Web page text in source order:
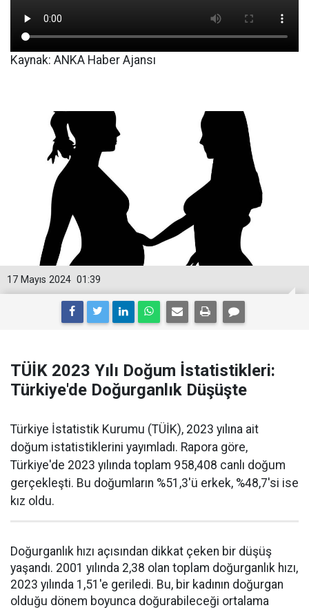
Kaynak: ANKA Haber Ajansı
01:39
17 Mayıs 2024
TÜİK 2023 Yılı Doğum İstatistikleri:
Türkiye'de Doğurganlık Düşüşte
Türkiye İstatistik Kurumu (TÜİK), 2023 yılına ait
doğum istatistiklerini yayımladı. Rapora göre,
Türkiye'de 2023 yılında toplam 958,408 canlı doğum
gerçekleşti. Bu doğumların %51,3'ü erkek, %48,7'si ise
kız oldu.
Doğurganlık hızı açısından dikkat çeken bir düşüş
yaşandı. 2001 yılında 2,38 olan toplam doğurganlık hızı,
2023 yılında 1,51'e geriledi. Bu, bir kadının doğurgan
olduğu dönem boyunca doğurabileceği ortalama